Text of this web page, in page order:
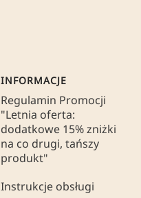
INFORMACJE
Regulamin Promocji
"Letnia oferta:
dodatkowe 15% zniżki
na co drugi, tańszy
produkt"
Instrukcje obsługi